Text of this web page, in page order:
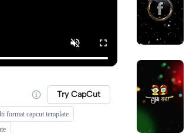
Try CapCut
format capcut template